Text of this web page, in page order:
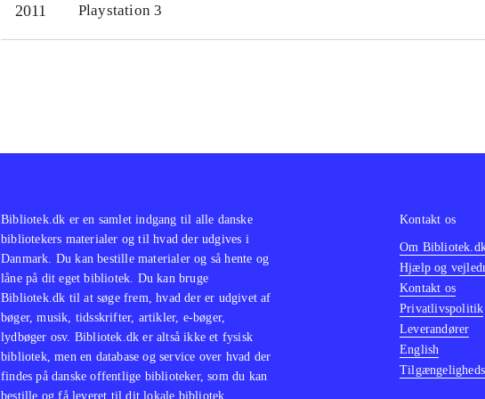
2011 Playstation 3
Bibliotek.dk er en samlet indgang til alle danske
bibliotekers materialer og til hvad der udgives i
Danmark. Du kan bestille materialer og så hente og
låne på dit eget bibliotek. Du kan bruge
Bibliotek.dk til at søge frem, hvad der er udgivet af
bøger, musik, tidsskrifter, artikler, e-bøger,
lydbøger osv. Bibliotek.dk er altså ikke et fysisk
bibliotek, men en database og service over hvad der
findes på danske offentlige biblioteker, som du kan
bestille og få leveret til dit lokale bibliotek.
Kontakt os
Om
Hjælp og
Kontakt os
Privatlivspolitik
Leverandører
English